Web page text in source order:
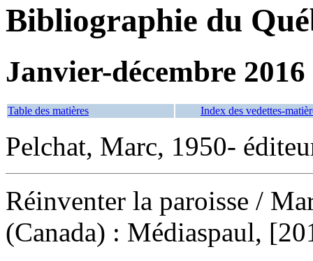
Bibliographie du
Janvier-décembre 2016
Table des matières Index des vedettes-
Pelchat, Marc, 1950-
Réinventer la paroisse /
(Canada) : Médiaspaul,